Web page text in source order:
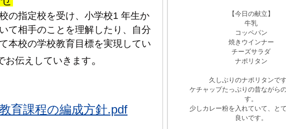
の指定校を受け、小学校1 年生か
て相手のことを理解したり、自分
本校の学校教育目標を実現してい
お伝えしていきます。
育課程の編成方針.pdf
【今日の献立】
牛乳
コッペパン
焼きウインナー
チーズサラダ
ナポリタン
久しぶりのナポリタンで
ケチャップたっぷりの昔ながら
す。
少しカレー粉を入れていて、と
良いです。